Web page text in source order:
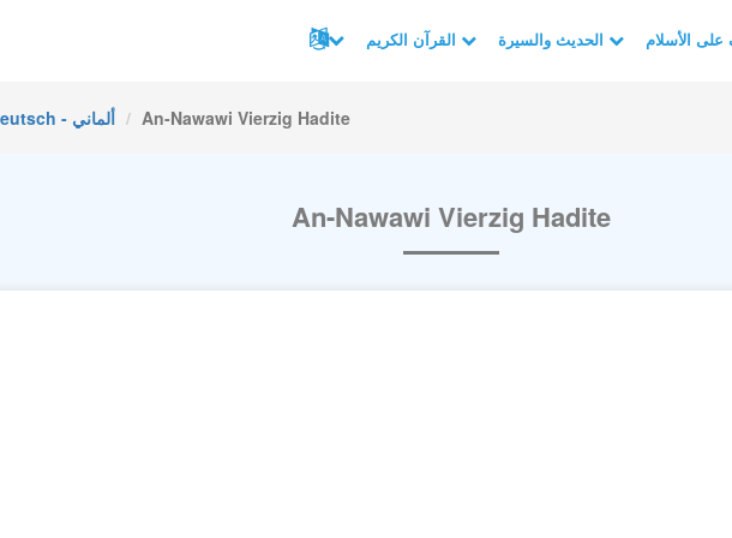
Deutsch - ألماني An-Nawawi Vierzig Hadite
An-Nawawi Vierzig Hadite